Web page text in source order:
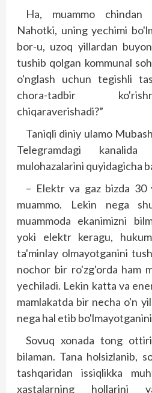
Ha, muammo chindan
Nahotki, uning yechimi
bor-u, uzoq yillardan
tushib qolgan kommunal
o'nglash uchun tegishli
chora-tadbir
chiqaraverishadi?”
Taniqli diniy ulamo
Telegramdagi
mulohazalarini quyidagicha
– Elektr va gaz bizda 30
muammo. Lekin nega
muammoda ekanimizni
yoki elektr keragu,
ta'minlay olmayotganini
nochor bir ro'zg'orda ham
yechiladi. Lekin katta va
mamlakatda bir necha o'n
nega hal etib
Sovuq xonada tong
bilaman. Tana holsizlanib,
tashqaridan issiqlikka
xastalarning hollarini